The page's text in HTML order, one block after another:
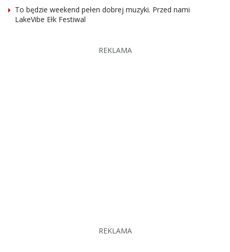
To będzie weekend pełen dobrej muzyki. Przed nami
LakeVibe Ełk Festiwal
REKLAMA
REKLAMA